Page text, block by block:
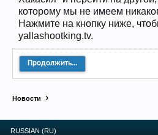
лет клубу!
которому мы не имеем
Нажмите на кнопку ниже,
yallashootking.tv.
Продолжить...
Новости
RUSSIAN (RU)